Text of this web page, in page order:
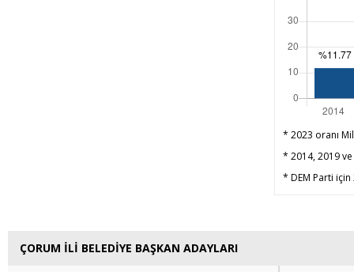
* 2023 oranı
* 2014, 2019
* DEM Parti için
ÇORUM İLİ BELEDİYE BAŞKAN ADAYLARI